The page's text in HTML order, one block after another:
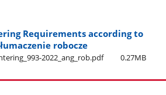
Requirements according to
robocze
2022​_ang​_rob.pdf 0.27MB